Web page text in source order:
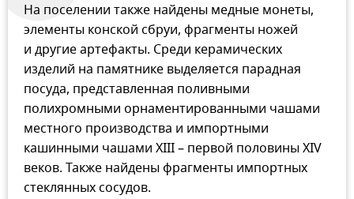
На поселении также найдены медные монеты,
элементы конской сбруи, фрагменты ножей
и другие артефакты. Среди керамических
изделий на памятнике выделяется парадная
посуда, представленная поливными
полихромными орнаментированными чашами
местного производства и импортными
кашинными чашами XIII – первой половины XIV
веков. Также найдены фрагменты импортных
стеклянных сосудов.